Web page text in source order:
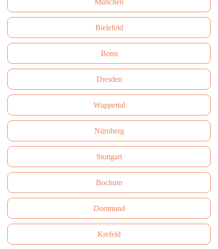
München
Bielefeld
Bonn
Dresden
Wuppertal
Nürnberg
Stuttgart
Bochum
Dortmund
Krefeld